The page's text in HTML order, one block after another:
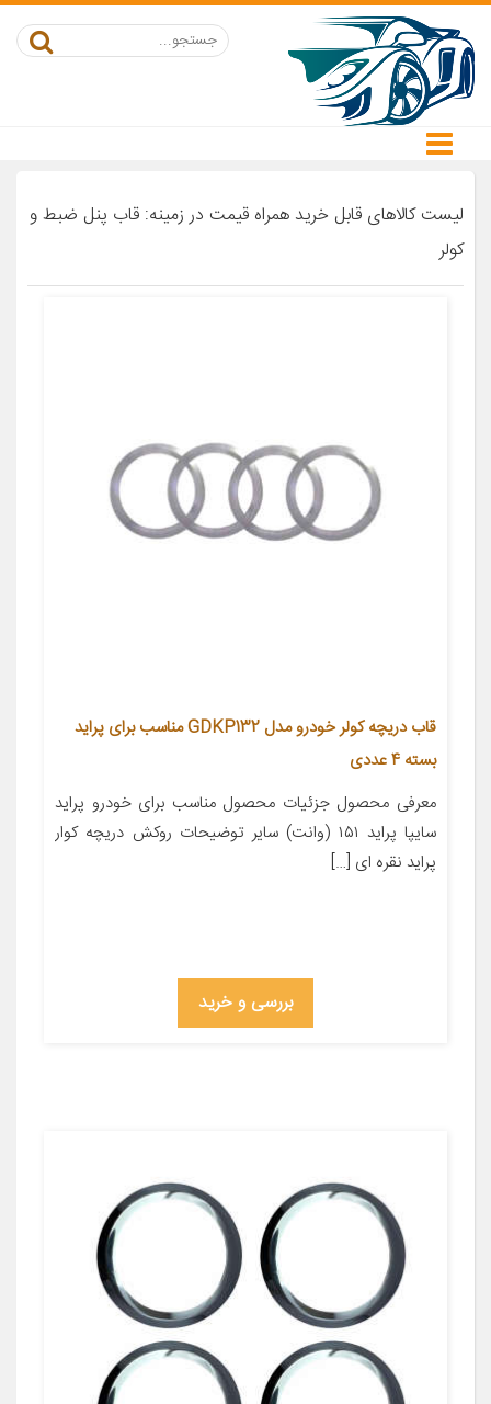
لیست کالاهای قابل خرید همراه قیمت در زمینه: قاب پنل ضبط و
کولر
قاب دریچه کولر خودرو مدل GDKP132 مناسب برای پراید
بسته 4 عددی
معرفی محصول جزئیات محصول مناسب برای خودرو پراید
سایپا پراید ۱۵۱ (وانت) سایر توضیحات روکش دریچه کوار
پراید نقره ای […]
بررسی و خرید